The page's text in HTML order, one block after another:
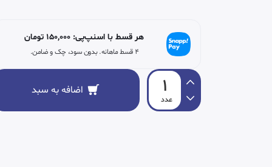
هر قسط با اسنپ‌پی: 150,000 تومان
۴ قسط ماهانه. بدون سود، چک و ضامن.
اضافه به سبد